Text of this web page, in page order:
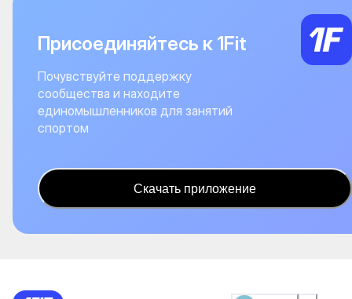
Присоединяйтесь к 1Fit
Почувствуйте поддержку
сообщества и находите
единомышленников для занятий
спортом
Скачать приложение